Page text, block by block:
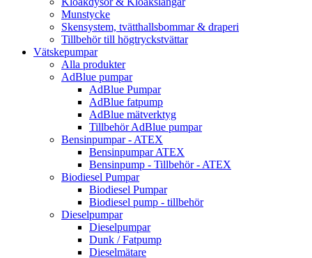
Munstycke
Skensystem, tvätthallsbommar & draperi
Tillbehör till högtryckstvättar
Vätskepumpar
Alla produkter
AdBlue pumpar
AdBlue Pumpar
AdBlue fatpump
AdBlue mätverktyg
Tillbehör AdBlue pumpar
Bensinpumpar - ATEX
Bensinpumpar ATEX
Bensinpump - Tillbehör - ATEX
Biodiesel Pumpar
Biodiesel Pumpar
Biodiesel pump - tillbehör
Dieselpumpar
Dieselpumpar
Dunk / Fatpump
Dieselmätare